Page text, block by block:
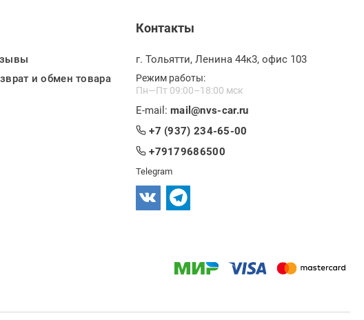
и обмен товара
Контакты
г. Тольятти, Ленина 44к3, офис 103
Режим работы:
Пн—Пт 09:00–18:00 мск
E-mail: mail@nvs-car.ru
+7 (937) 234-65-00
+79179686500
Telegram